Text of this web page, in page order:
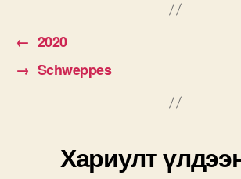
← 2020
→ Schweppes
Хариулт